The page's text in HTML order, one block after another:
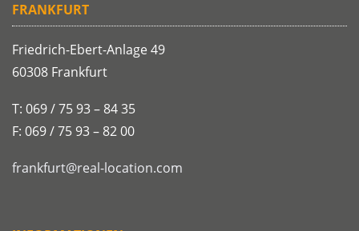
FRANKFURT
Friedrich-Ebert-Anlage 49
60308 Frankfurt
T: 069 / 75 93 – 84 35
F: 069 / 75 93 – 82 00
frankfurt@real-location.com